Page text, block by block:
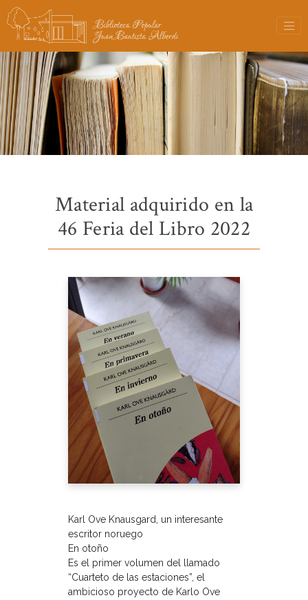
Material adquirido en la
46 Feria del Libro 2022
Karl Ove Knausgard, un interesante
escritor noruego
En otoño
Es el primer volumen del llamado
“Cuarteto de las estaciones”, el
ambicioso proyecto de Karlo Ove